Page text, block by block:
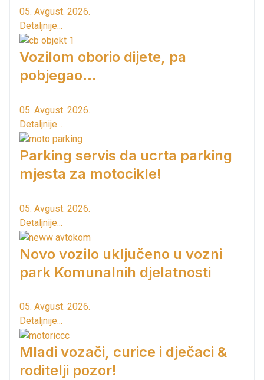
05. Avgust. 2026.
Detaljnije...
Vozilom oborio dijete, pa
pobjegao...
05. Avgust. 2026.
Detaljnije...
Parking servis da ucrta parking
mjesta za motocikle!
05. Avgust. 2026.
Detaljnije...
Novo vozilo uključeno u vozni
park Komunalnih djelatnosti
05. Avgust. 2026.
Detaljnije...
Mladi vozači, curice i dječaci &
roditelji pozor!